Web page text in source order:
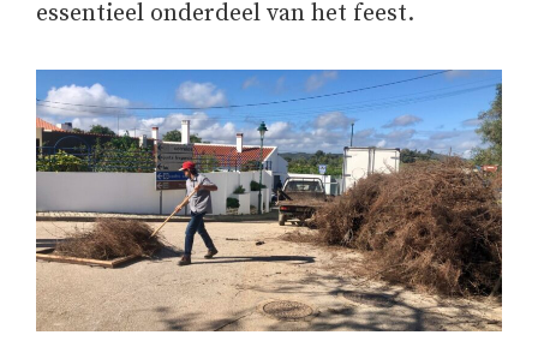
essentieel onderdeel van het feest.